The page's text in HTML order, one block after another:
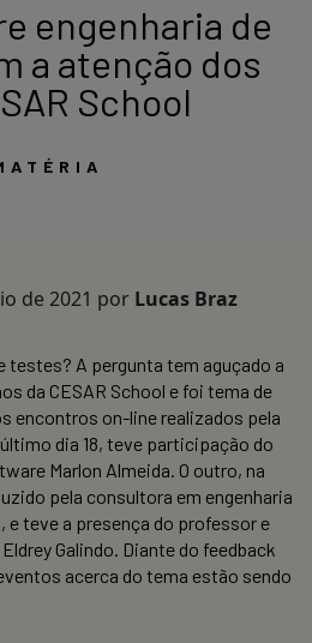
engenharia de
a atenção dos
School
de 2021 por Lucas Braz
testes? A pergunta tem aguçado a
da CESAR School e foi tema de
encontros on-line realizados pela
dia 18, teve participação do
Marlon Almeida. O outro, na
pela consultora em engenharia
e teve a presença do professor e
Galindo. Diante do feedback
acerca do tema estão sendo